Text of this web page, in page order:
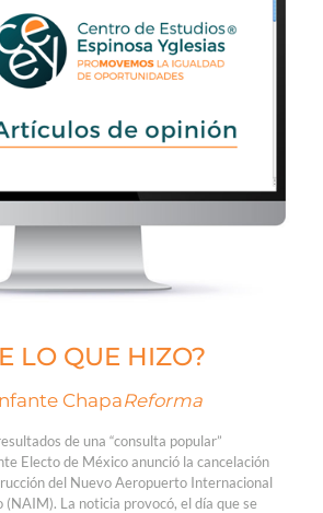
LO QUE HIZO?
ChapaReforma
de una “consulta popular”
Electo de México anunció la cancelación
del Nuevo Aeropuerto Internacional
(NAIM). La noticia provocó, el día que se